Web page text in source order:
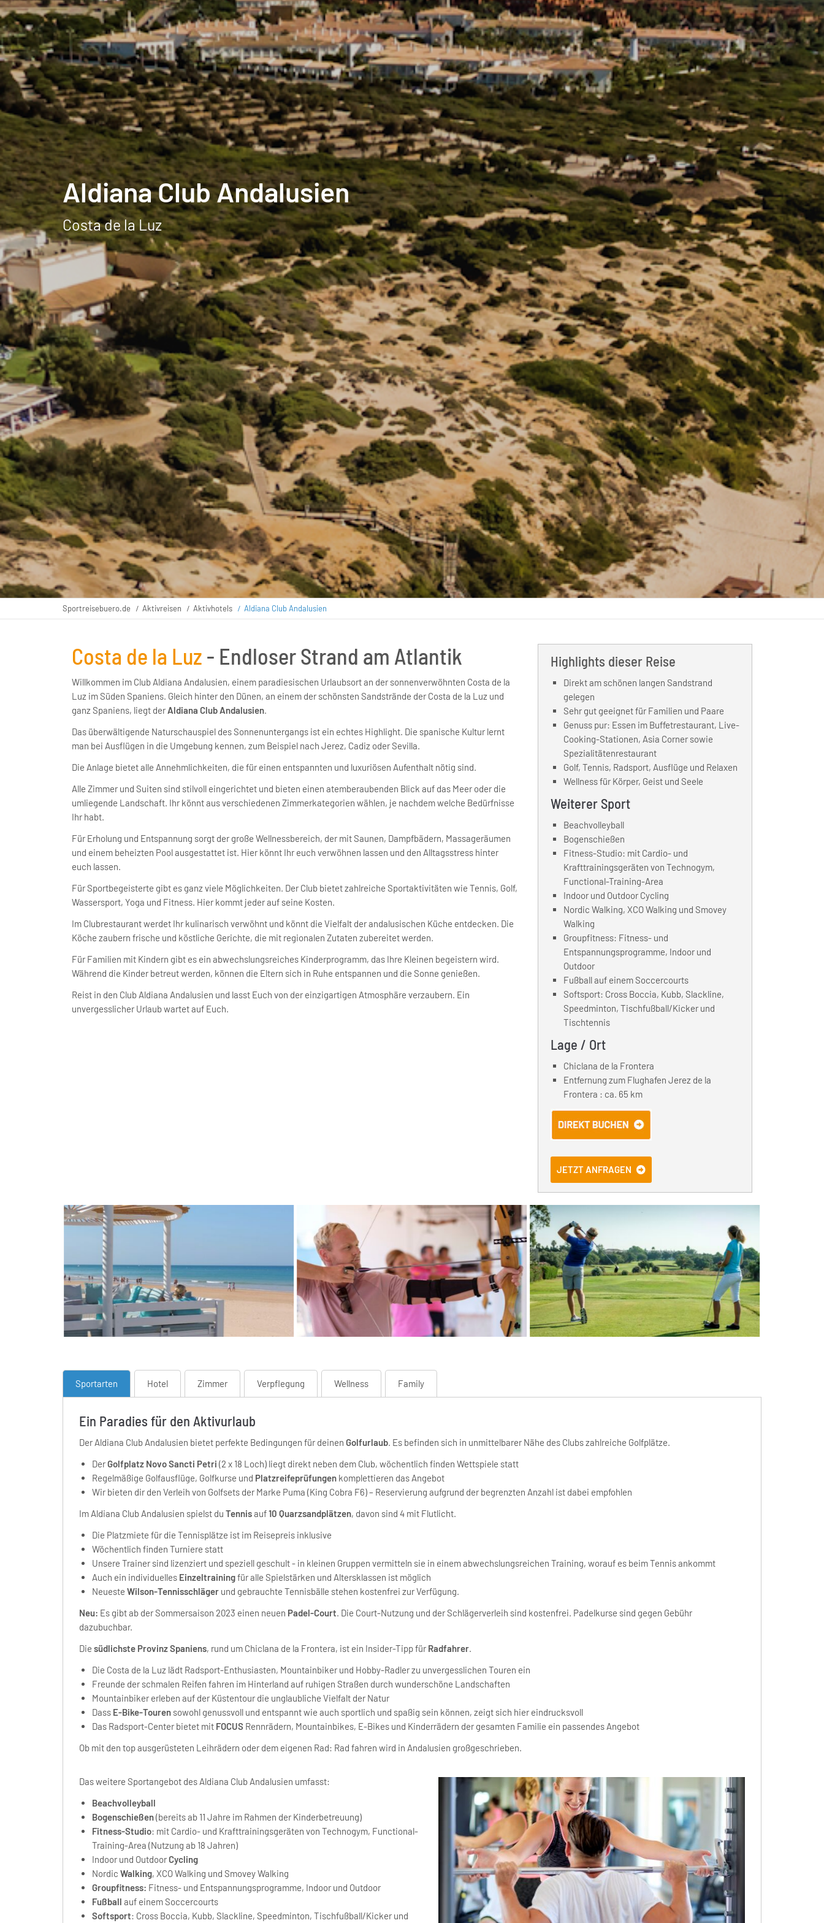
Aldiana Club Andalusien
Costa de la Luz
Sportreisebuero.de Aktivreisen Aktivhotels Aldiana Club Andalusien
Costa de la Luz - Endloser Strand am Atlantik
Willkommen im Club Aldiana Andalusien, einem paradiesischen Urlaubsort an der sonnenverwöhnten Costa de la
Luz im Süden Spaniens. Gleich hinter den Dünen, an einem der schönsten Sandstrände der Costa de la Luz und
ganz Spaniens, liegt derAldiana Club Andalusien.
Das überwältigende Naturschauspiel des Sonnenuntergangs ist ein echtes Highlight. Die spanische Kultur lernt
man bei Ausflügen in die Umgebung kennen, zum Beispiel nach Jerez, Cadiz oder Sevilla.
Die Anlage bietet alle Annehmlichkeiten, die für einen entspannten und luxuriösen Aufenthalt nötig sind.
Alle Zimmer und Suiten sind stilvoll eingerichtet und bieten einen atemberaubenden Blick auf das Meer oder die
umliegende Landschaft. Ihr könnt aus verschiedenen Zimmerkategorien wählen, je nachdem welche Bedürfnisse
Ihr habt.
Für Erholung und Entspannung sorgt der große Wellnessbereich, der mit Saunen, Dampfbädern, Massageräumen
und einem beheizten Pool ausgestattet ist. Hier könnt Ihr euch verwöhnen lassen und den Alltagsstress hinter
euch lassen.
Für Sportbegeisterte gibt es ganz viele Möglichkeiten. Der Club bietet zahlreiche Sportaktivitäten wie Tennis, Golf,
Wassersport, Yoga und Fitness. Hier kommt jeder auf seine Kosten.
Im Clubrestaurant werdet Ihr kulinarisch verwöhnt und könnt die Vielfalt der andalusischen Küche entdecken. Die
Köche zaubern frische und köstliche Gerichte, die mit regionalen Zutaten zubereitet werden.
Für Familien mit Kindern gibt es ein abwechslungsreiches Kinderprogramm, das Ihre Kleinen begeistern wird.
Während die Kinder betreut werden, können die Eltern sich in Ruhe entspannen und die Sonne genießen.
Reist in den Club Aldiana Andalusien und lasst Euch von der einzigartigen Atmosphäre verzaubern. Ein
unvergesslicher Urlaub wartet auf Euch.
Highlights dieser Reise
Direkt am schönen langen Sandstrand
gelegen
Sehr gut geeignet für Familien und Paare
Genuss pur: Essen im Buffetrestaurant, Live-
Cooking-Stationen, Asia Corner sowie
Spezialitätenrestaurant
Golf, Tennis, Radsport, Ausflüge und Relaxen
Wellness für Körper, Geist und Seele
Weiterer Sport
Beachvolleyball
Bogenschießen
Fitness-Studio: mit Cardio- und
Krafttrainingsgeräten von Technogym,
Functional-Training-Area
Indoor und Outdoor Cycling
Nordic Walking, XCO Walking und Smovey
Walking
Groupfitness: Fitness- und
Entspannungsprogramme, Indoor und
Outdoor
Fußball auf einem Soccercourts
Softsport: Cross Boccia, Kubb, Slackline,
Speedminton, Tischfußball/Kicker und
Tischtennis
Lage / Ort
Chiclana de la Frontera
Entfernung zum Flughafen Jerez de la
Frontera : ca. 65 km
JETZT ANFRAGEN
Sportarten Hotel Zimmer Verpflegung Wellness Family
Ein Paradies für den Aktivurlaub
Der Aldiana Club Andalusien bietet perfekte Bedingungen für deinen Golfurlaub. Es befinden sich in unmittelbarer Nähe des Clubs zahlreiche Golfplätze.
DerGolfplatz Novo Sancti Petri (2 x 18 Loch) liegt direkt neben dem Club, wöchentlich finden Wettspiele statt
Regelmäßige Golfausflüge, Golfkurse und Platzreifeprüfungen komplettieren das Angebot
Wir bieten dir den Verleih von Golfsets der Marke Puma (King Cobra F6) – Reservierung aufgrund der begrenzten Anzahl ist dabei empfohlen
Im Aldiana Club Andalusien spielst du Tennisauf10 Quarzsandplätzen, davon sind 4 mit Flutlicht.
Die Platzmiete für die Tennisplätze ist im Reisepreis inklusive
Wöchentlich finden Turniere statt
Unsere Trainer sind lizenziert und speziell geschult - in kleinen Gruppen vermitteln sie in einem abwechslungsreichen Training, worauf es beim Tennis ankommt
Auch ein individuelles Einzeltrainingfür alle Spielstärken und Altersklassen ist möglich
Neueste Wilson-Tennisschläger und gebrauchte Tennisbälle stehen kostenfrei zur Verfügung.
Neu: Es gibt ab der Sommersaison 2023 einen neuen Padel-Court. Die Court-Nutzung und der Schlägerverleih sind kostenfrei. Padelkurse sind gegen Gebühr
dazubuchbar.
Die südlichste Provinz Spaniens, rund um Chiclana de la Frontera, ist ein Insider-Tipp für Radfahrer.
Die Costa de la Luz lädt Radsport-Enthusiasten, Mountainbiker und Hobby-Radler zu unvergesslichen Touren ein
Freunde der schmalen Reifen fahren im Hinterland auf ruhigen Straßen durch wunderschöne Landschaften
Mountainbiker erleben auf der Küstentour die unglaubliche Vielfalt der Natur
Dass E-Bike-Touren sowohl genussvoll und entspannt wie auch sportlich und spaßig sein können, zeigt sich hier eindrucksvoll
Das Radsport-Center bietet mit FOCUS Rennrädern, Mountainbikes, E-Bikes und Kinderrädern der gesamten Familie ein passendes Angebot
Ob mit den top ausgerüsteten Leihrädern oder dem eigenen Rad: Rad fahren wird in Andalusien großgeschrieben.
Das weitere Sportangebot des Aldiana Club Andalusien umfasst:
Beachvolleyball
Bogenschießen(bereits ab 11 Jahre im Rahmen der Kinderbetreuung)
Fitness-Studio: mit Cardio- und Krafttrainingsgeräten von Technogym, Functional-
Training-Area (Nutzung ab 18 Jahren)
Indoor und OutdoorCycling
Nordic Walking, XCO Walking und Smovey Walking
Groupfitness: Fitness- und Entspannungsprogramme, Indoor und Outdoor
Fußball auf einem Soccercourts
Softsport: Cross Boccia, Kubb, Slackline, Speedminton, Tischfußball/Kicker und